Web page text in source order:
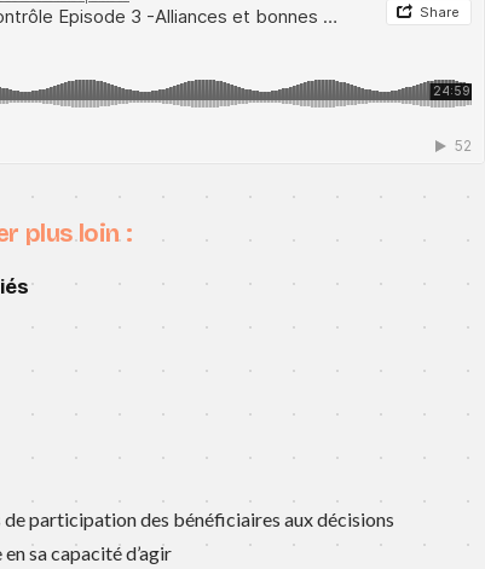
plus loin :
participation des bénéficiaires aux décisions
sa capacité d’agir